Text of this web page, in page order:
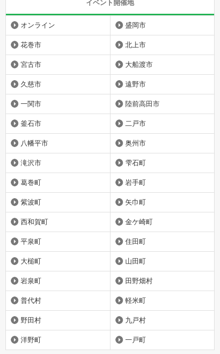
イベント開催地
オンライン 盛岡市
花巻市 北上市
宮古市 大船渡市
久慈市 遠野市
一関市 陸前高田市
釜石市 二戸市
八幡平市 奥州市
滝沢市 雫石町
葛巻町 岩手町
紫波町 矢巾町
西和賀町 金ケ崎町
平泉町 住田町
大槌町 山田町
岩泉町 田野畑村
普代村 軽米町
野田村 九戸村
洋野町 一戸町